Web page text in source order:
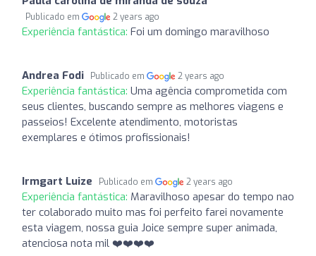
Publicado em 2 years ago
Experiência fantástica: Foi um domingo maravilhoso
Andrea Fodi Publicado em 2 years ago
Experiência fantástica: Uma agência comprometida com
seus clientes, buscando sempre as melhores viagens e
passeios! Excelente atendimento, motoristas
exemplares e ótimos profissionais!
Irmgart Luize Publicado em 2 years ago
Experiência fantástica: Maravilhoso apesar do tempo nao
ter colaborado muito mas foi perfeito farei novamente
esta viagem, nossa guia Joice sempre super animada,
atenciosa nota mil ❤️❤️❤️❤️